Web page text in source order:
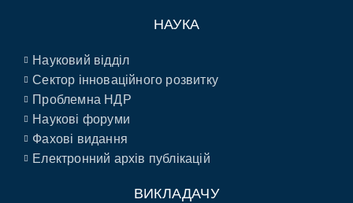
НАУКА
Науковий відділ
Сектор інноваційного розвитку
Проблемна НДР
Наукові форуми
Фахові видання
Електронний архів публікацій
ВИКЛАДАЧУ